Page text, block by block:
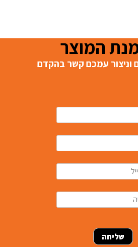
המוצר
וניצור עמכם קשר בהקדם